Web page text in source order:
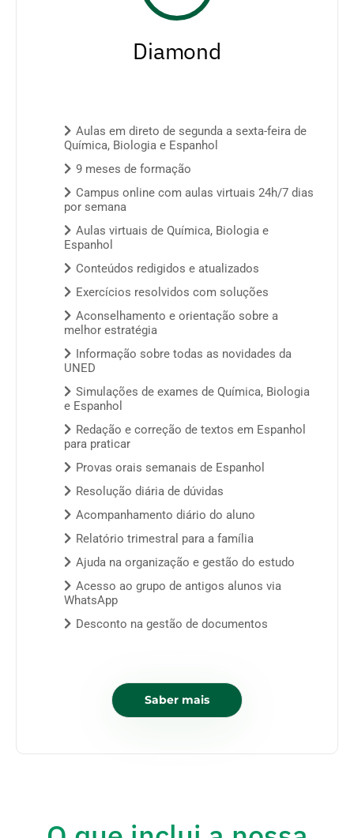
Diamond
Aulas em direto de segunda a sexta-feira de
Química, Biologia e Espanhol
9 meses de formação
Campus online com aulas virtuais 24h/7 dias
por semana
Aulas virtuais de Química, Biologia e
Espanhol
Conteúdos redigidos e atualizados
Exercícios resolvidos com soluções
Aconselhamento e orientação sobre a
melhor estratégia
Informação sobre todas as novidades da
UNED
Simulações de exames de Química, Biologia
e Espanhol
Redação e correção de textos em Espanhol
para praticar
Provas orais semanais de Espanhol
Resolução diária de dúvidas
Acompanhamento diário do aluno
Relatório trimestral para a família
Ajuda na organização e gestão do estudo
Acesso ao grupo de antigos alunos via
WhatsApp
Desconto na gestão de documentos
Saber mais